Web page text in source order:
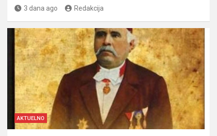
3 dana ago Redakcija
AKTUELNO